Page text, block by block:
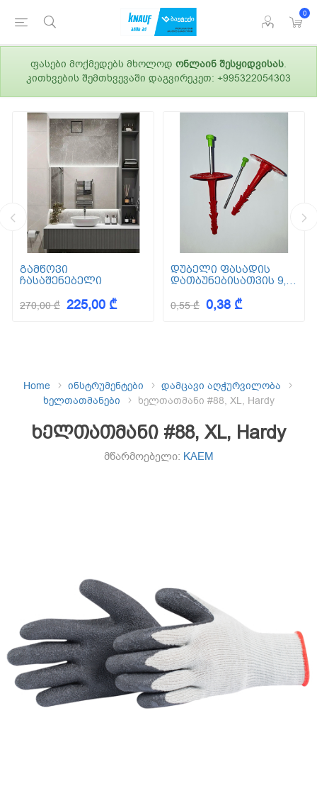
0
ფასები მოქმედებს მხოლოდ ონლაინ შესყიდვისას.
კითხვების შემთხვევაში დაგვირეკეთ: +995322054303
გამწოვი
ჩასაშენებელი
270,00 ₾ 225,00 ₾
დუბელი ფასადის
დათბუნებისათვის 9,5
0,55 ₾ 0,38 ₾
Home ინსტრუმენტები
დამცავი აღჭურვილობა
ხელთათმანები
ხელთათმანი #88, XL, Hardy
ხელთათმანი #88, XL, Hardy
მწარმოებელი: KAEM